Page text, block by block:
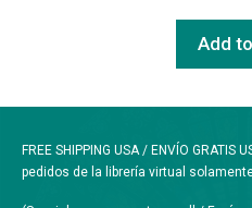
Add
FREE SHIPPING USA / ENVÍO
pedidos de la librería virtual